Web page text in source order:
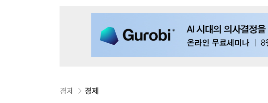
경제 경제